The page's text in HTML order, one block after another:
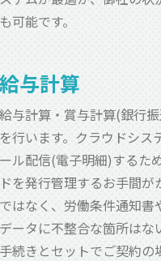
も可能です。
給与計算
給与計算・賞与計算(銀行
を行います。クラウドシ
ール配信(電子明細)するた
ドを発行管理するお手間
ではなく、労働条件通知
データに不整合な箇所は
手続きとセットでご契約